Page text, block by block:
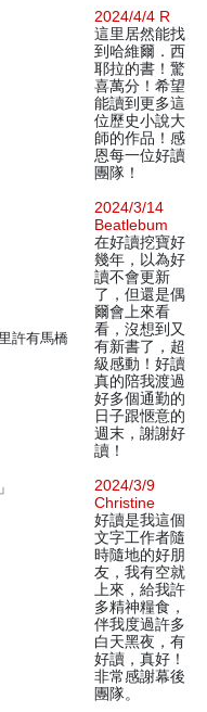
許有馬橋
2024/4/4 R
這里居然能找
到哈維爾．西
耶拉的書！驚
喜萬分！希望
能讀到更多這
位歷史小說大
師的作品！感
恩每一位好讀
團隊！
2024/3/14
Beatlebum
在好讀挖寶好
幾年，以為好
讀不會更新
了，但還是偶
爾會上來看
看，沒想到又
有新書了，超
級感動！好讀
真的陪我渡過
好多個通勤的
日子跟愜意的
週末，謝謝好
讀！
2024/3/9
Christine
好讀是我這個
文字工作者隨
時隨地的好朋
友，我有空就
上來，給我許
多精神糧食，
伴我度過許多
白天黑夜，有
好讀，真好！
非常感謝幕後
團隊。